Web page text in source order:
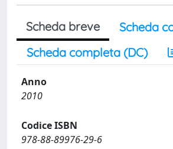
Scheda breve
Scheda
Scheda completa (DC)
Anno
2010
Codice ISBN
978-88-89976-29-6